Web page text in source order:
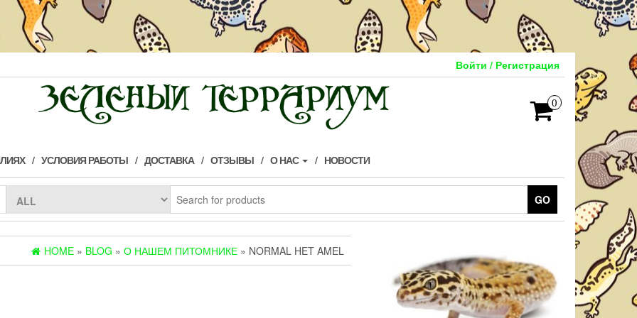
Войти / Регистрация
0
УСЛОВИЯ РАБОТЫ ДОСТАВКА ОТЗЫВЫ О НАС НОВОСТИ
GO
HOME » BLOG » О НАШЕМ ПИТОМНИКЕ » NORMAL HET AMEL